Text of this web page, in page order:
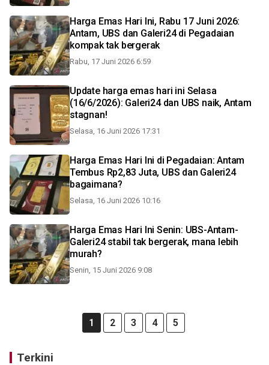
Harga Emas Hari Ini, Rabu 17 Juni 2026:
Antam, UBS dan Galeri24 di Pegadaian
kompak tak bergerak
Rabu, 17 Juni 2026 6:59
Update harga emas hari ini Selasa
(16/6/2026): Galeri24 dan UBS naik, Antam
stagnan!
Selasa, 16 Juni 2026 17:31
Harga Emas Hari Ini di Pegadaian: Antam
Tembus Rp2,83 Juta, UBS dan Galeri24
bagaimana?
Selasa, 16 Juni 2026 10:16
Harga Emas Hari Ini Senin: UBS-Antam-
Galeri24 stabil tak bergerak, mana lebih
murah?
Senin, 15 Juni 2026 9:08
1 2 3 4 5
Terkini